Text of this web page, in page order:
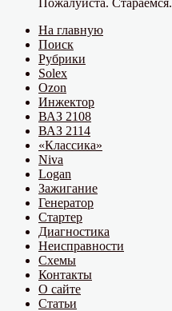
На главную
Поиск
Рубрики
Solex
Ozon
Инжектор
ВАЗ 2108
ВАЗ 2114
«Классика»
Niva
Logan
Зажигание
Генератор
Стартер
Диагностика
Неисправности
Схемы
Контакты
О сайте
Статьи